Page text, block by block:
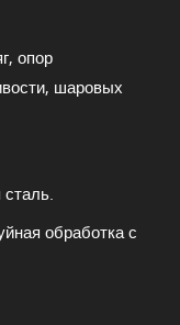
опор
шаровых
обработка с